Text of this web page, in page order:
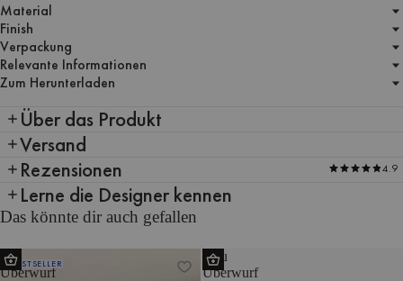
Material
Finish
Verpackung
Relevante Informationen
Zum Herunterladen
Über das Produkt
Versand
Rezensionen
4.9
Lerne die Designer kennen
Das könnte dir auch gefallen
Tul
Überwurf
BESTSELLER
Felu
Überwurf